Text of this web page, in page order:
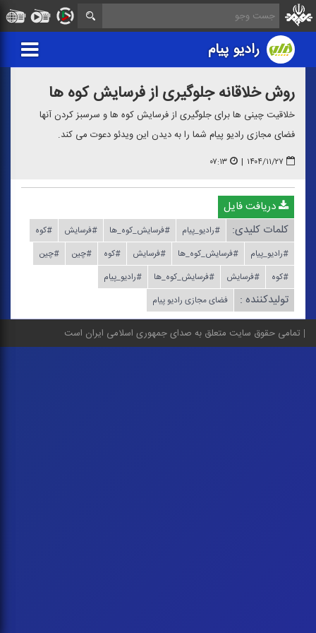
رادیو پیام
روش خلاقانه جلوگیری از فرسایش كوه ها
خلاقیت چینی ها برای جلوگیری از فرسایش كوه ها و سرسبز كردن آنها
فضای مجازی رادیو پیام شما را به دیدن این ویدئو دعوت می كند.
۱۴۰۴/۱۱/۲۷ | ۰۷:۱۳
دریافت فایل
کلمات کلیدی:
#رادیو_پیام #فرسایش_كوه_ها #فرسایش
#كوه
#رادیو_پیام
#فرسایش_كوه_ها #فرسایش #كوه #چین
#چین
#كوه
#فرسایش #فرسایش_كوه_ها #رادیو_پیام
تولیدکننده : فضای مجازی رادیو پیام
تمامی حقوق سایت متعلق به صدای جمهوری اسلامی ایران است